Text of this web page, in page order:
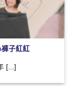
子紅紅
[...]